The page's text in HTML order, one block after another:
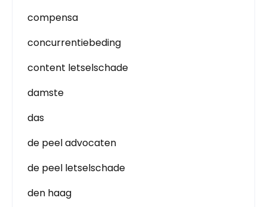
compensa
concurrentiebeding
content letselschade
damste
das
de peel advocaten
de peel letselschade
den haag